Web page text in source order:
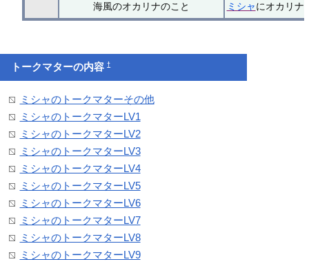
海風のオカリナのこと ミシャにオカリナ
トークマターの内容†
ミシャのトークマターその他
ミシャのトークマターLV1
ミシャのトークマターLV2
ミシャのトークマターLV3
ミシャのトークマターLV4
ミシャのトークマターLV5
ミシャのトークマターLV6
ミシャのトークマターLV7
ミシャのトークマターLV8
ミシャのトークマターLV9